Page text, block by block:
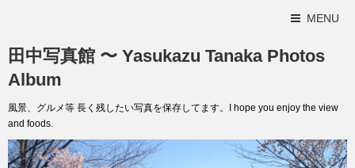
MENU
田中写真館 〜 Yasukazu Tanaka Photos
Album
風景、グルメ等 長く残したい写真を保存してます。I hope you enjoy the view
and foods.